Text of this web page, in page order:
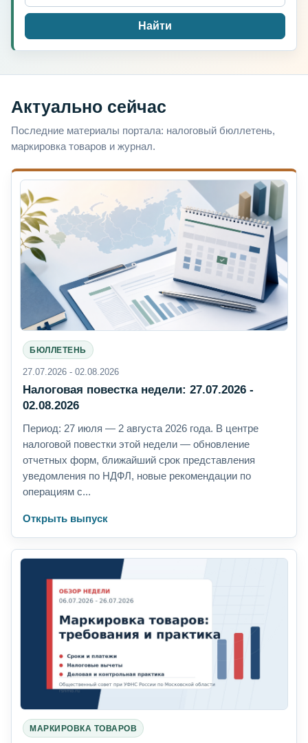
Найти
Актуально сейчас
Последние материалы портала: налоговый бюллетень,
маркировка товаров и журнал.
БЮЛЛЕТЕНЬ
27.07.2026 - 02.08.2026
Налоговая повестка недели: 27.07.2026 -
02.08.2026
Период: 27 июля — 2 августа 2026 года. В центре
налоговой повестки этой недели — обновление
отчетных форм, ближайший срок представления
уведомления по НДФЛ, новые рекомендации по
операциям с...
Открыть выпуск
МАРКИРОВКА ТОВАРОВ